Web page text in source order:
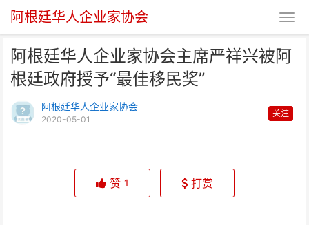
阿根廷华人企业家协会
阿根廷华人企业家协会主席严祥兴被阿
根廷政府授予“最佳移民奖”
阿根廷华人企业家协会
2020-05-01
关注
被阿根廷政府授予“最佳
赞 1 打赏